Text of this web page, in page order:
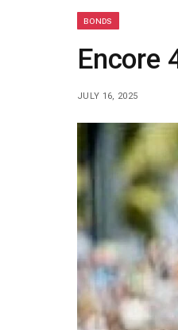
BONDS
Encore
JULY 16, 2025